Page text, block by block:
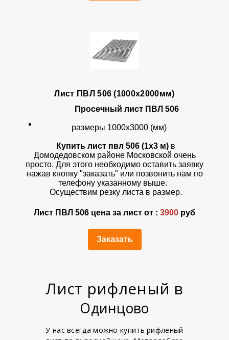
Лист ПВЛ 506 (1000х2000мм)
Просечный лист ПВЛ 506
размеры 1000х3000 (мм)
Купить лист пвл 506 (1х3 м)в
Домодедовском районе Московской очень
просто. Для этого необходимо оставить заявку
нажав кнопку "заказать" или позвонить нам по
телефону указанному выше.
Осуществим резку листа в размер.
Лист ПВЛ 506 цена за лист от : 3900 руб
Заказать
Лист рифленый в
Одинцово
У нас всегда можно купить рифленый